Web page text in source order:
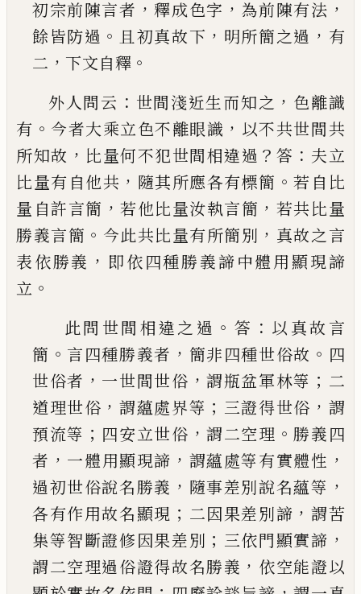
初宗前陳言者 ，釋成色字 ， 為前陳有法 ，
餘皆防過 。 且初真故下 ， 明所簡之過 ， 有
二 ， 下文自釋 。
外人問云 ： 世間淺近生而知之 ， 色離識
有 。 今者大乘立色不離眼識 ， 以不共世間共
所知故 ， 比量何不犯世間相違過 ？ 答 ： 夫立
比量有自他共 ， 隨其所應各有標簡 。若自比
量自許言簡 ，若他比量汝執言簡 ， 若共比量
勝義言簡 。 今此共比量有所簡別 ， 真故之言
表依勝義 ， 即依四種勝義諦中體用顯現諦
立 。
此問世間相違之過 。 答 ： 以真故言
簡 。 言四種勝義者 ， 簡非四種世俗故 。 四
世俗者 ， 一世間世俗 ，謂瓶盆軍林等 ； 二
道理世俗 ，謂蘊處界等 ； 三證得世俗 ， 謂
預流等 ； 四安立世俗 ，謂二空理 。 勝義四
者 ， 一體用顯現諦 ， 謂蘊處等有實體性 ，
過初世俗說名勝義 ， 隨事差別說名蘊等 ，
各有作用故名顯現 ； 二因果差別諦 ， 謂苦
集等智斷證修因果差別 ； 三依門顯實諦 ，
謂二空理過俗證得故名勝義 ， 依空能證以